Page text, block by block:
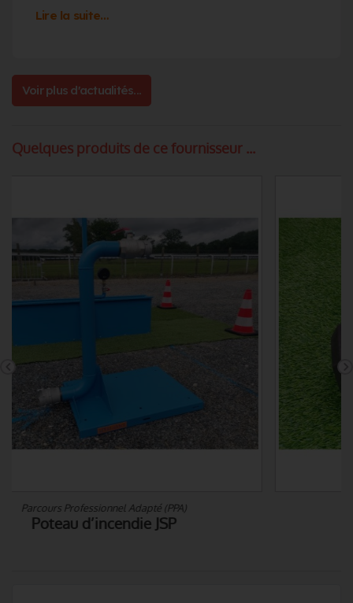
Lire la suite…
Voir plus d'actualités...
Quelques produits de ce fournisseur ...
Matériel de Sport - cardio
Haltères hexagonaux